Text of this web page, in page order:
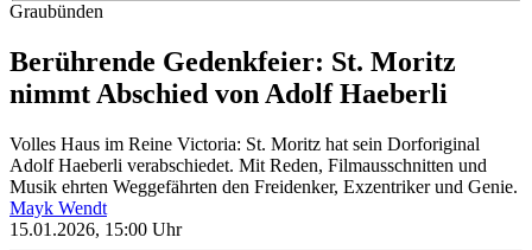
Graubünden
Berührende Gedenkfeier: St. Moritz
nimmt Abschied von Adolf Haeberli
Volles Haus im Reine Victoria: St. Moritz hat sein Dorforiginal
Adolf Haeberli verabschiedet. Mit Reden, Filmausschnitten und
Musik ehrten Weggefährten den Freidenker, Exzentriker und Genie.
Mayk Wendt
15.01.2026, 15:00 Uhr